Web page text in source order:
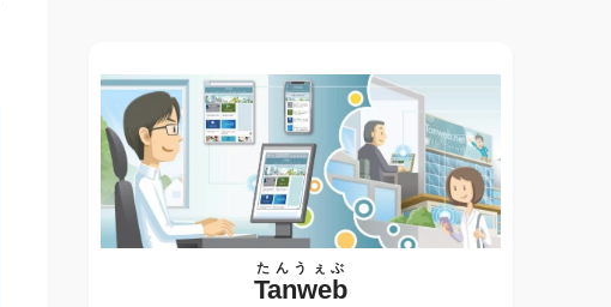
Tanweb
たんうぇぶ